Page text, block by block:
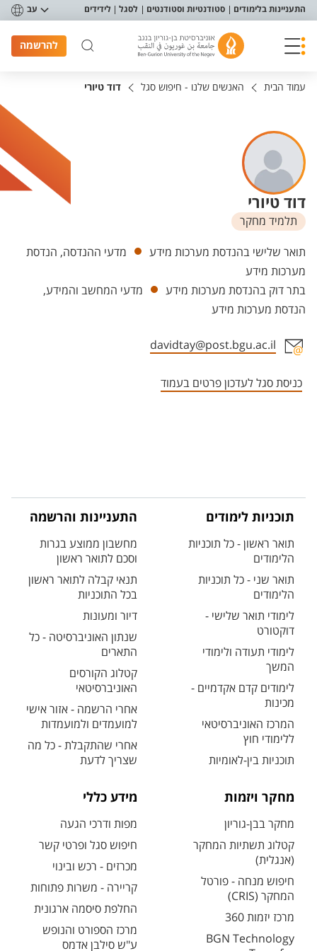
תפריט נגישות
התעניינות בלימודים סטודנטיות וסטודנטים לסגל לידידים עב
להרשמה
עמוד הבית האנשים שלנו - חיפוש סגל דוד טיורי
דוד טיורי
תלמיד מחקר
יחידות
תואר שלישי בהנדסת מערכות מידע
מדעי ההנדסה, הנדסת
מערכות מידע
בתר דוק בהנדסת מערכות מידע
מדעי המחשב והמידע,
הנדסת מערכות מידע
davidtay@post.bgu.ac.il
כניסת סגל לעדכון פרטים בעמוד
תוכניות לימודים
תואר ראשון - כל תוכניות
הלימודים
תואר שני - כל תוכניות
הלימודים
לימודי תואר שלישי -
דוקטורט
לימודי תעודה ולימודי
המשך
לימודים קדם אקדמיים -
מכינות
המרכז האוניברסיטאי
ללימודי חוץ
תוכניות בין-לאומיות
התעניינות והרשמה
מחשבון ממוצע בגרות
וסכם לתואר ראשון
תנאי קבלה לתואר ראשון
בכל התוכניות
דיור ומעונות
שנתון האוניברסיטה - כל
התארים
קטלוג הקורסים
האוניברסיטאי
אחרי הרשמה - אזור אישי
למועמדים ולמועמדות
אחרי שהתקבלת - כל מה
שצריך לדעת
מחקר ויזמות
מחקר בבן-גוריון
קטלוג תשתיות המחקר
(אנגלית)
חיפוש מנחה - פורטל
המחקר (CRIS)
מרכז יזמות 360
BGN Technology
מידע כללי
מפות ודרכי הגעה
חיפוש סגל ופרטי קשר
מכרזים - רכש ובינוי
קריירה - משרות פתוחות
החלפת סיסמה ארגונית
מרכז הספורט והנופש
ע"ש סילבן אדמס